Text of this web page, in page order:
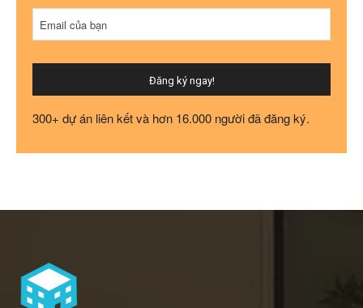
Email của bạn
Đăng ký ngay!
Email
300+ dự án liên kết và hơn 16.000 người đã đăng ký.